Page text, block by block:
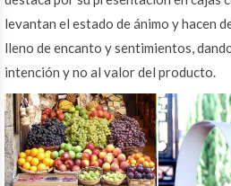
levantan el estado de ánimo y hacen
lleno de encanto y sentimientos,
intención y no al valor del producto.